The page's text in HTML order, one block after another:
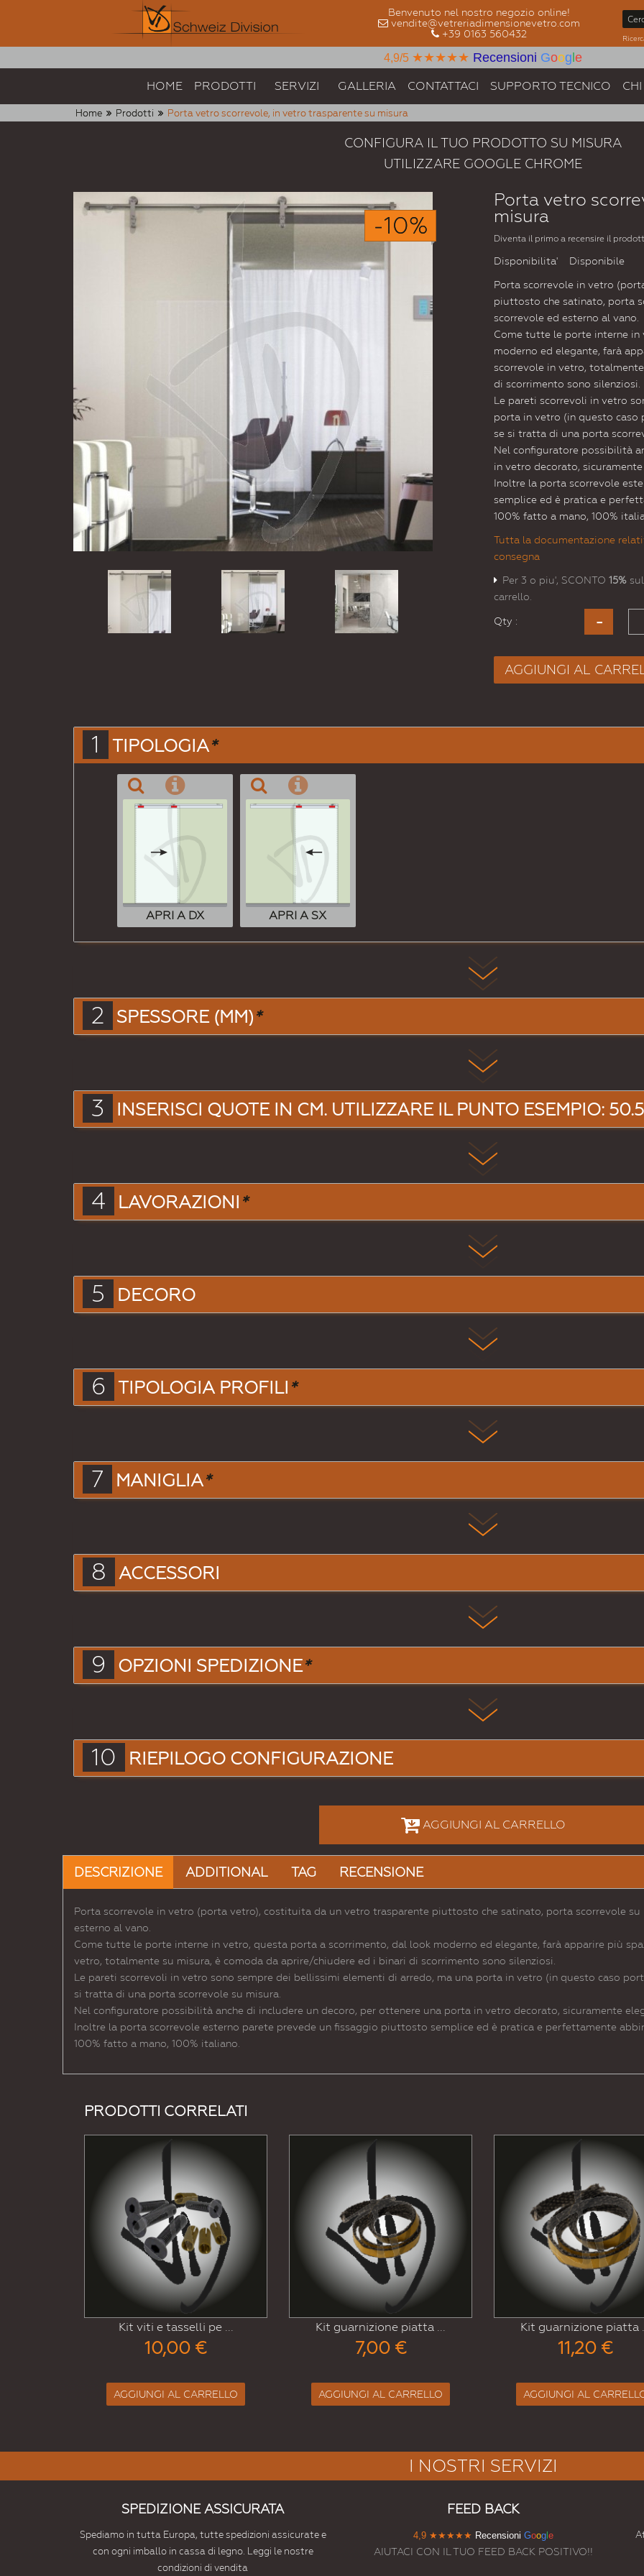
Benvenuto nel nostro negozio online!
vendite@vetreriadimensionevetro.com
+39 0163 560432
4,9/5 ★★★★★ Recensioni Goog e
HOME PRODOTTI SERVIZI GALLERIA CONTATTACI SUPPORTO TECNICO
Home Prodotti Porta vetro scorrevole, in vetro trasparente su misura
CONFIGURA IL TUO PRODOTTO SU MISURA
UTILIZZARE GOOGLE CHROME
-10%
Porta vetro
misura
Diventa il primo a recensire il
Disponibilita' Disponibile
Porta scorrevole in vetro
piuttosto che satinato, porta
scorrevole ed esterno al vano.
Come tutte le porte interne in
moderno ed elegante, farà
scorrevole in vetro,
di scorrimento sono silenziosi.
Le pareti scorrevoli in vetro
porta in vetro (in questo caso
se si tratta di una porta
Nel configuratore possibilità
in vetro decorato,
Inoltre la porta scorrevole
semplice ed è pratica e
100% fatto a mano, 100%
Tutta la documentazione
consegna
Per 3 o piu', SCONTO 15%
carrello.
Qty :
AGGIUNGI AL
1 TIPOLOGIA*
APRI A DX APRI A SX
2 SPESSORE (MM)*
3 INSERISCI QUOTE IN CM. UTILIZZARE IL PUNTO ESEMPIO:
4 LAVORAZIONI *
5 DECORO
6 TIPOLOGIA PROFILI *
7 MANIGLIA*
8 ACCESSORI
9 OPZIONI SPEDIZIONE*
10 RIEPILOGO CONFIGURAZIONE
AGGIUNGI AL CARRELLO
DESCRIZIONE ADDITIONAL TAG RECENSIONE
Porta scorrevole in vetro (porta vetro), costituita da un vetro trasparente piuttosto che satinato, porta scorrevole su
esterno al vano.
Come tutte le porte interne in vetro, questa porta a scorrimento, dal look moderno ed elegante, farà apparire più
vetro, totalmente su misura, è comoda da aprire/chiudere ed i binari di scorrimento sono silenziosi.
Le pareti scorrevoli in vetro sono sempre dei bellissimi elementi di arredo, ma una porta in vetro (in questo caso
si tratta di una porta scorrevole su misura.
Nel configuratore possibilità anche di includere un decoro, per ottenere una porta in vetro decorato, sicuramente
Inoltre la porta scorrevole esterno parete prevede un fissaggio piuttosto semplice ed è pratica e perfettamente
100% fatto a mano, 100% italiano.
PRODOTTI CORRELATI
Kit guarnizione piatta ...
7,00 €
AGGIUNGI AL CARRELLO
Kit guarnizione piatta ...
11,20 €
AGGIUNGI AL CARRELLO
Kit guarnizione tonda
7,00 €
AGGIUNGI AL
I NOSTRI SERVIZI
SPEDIZIONE ASSICURATA
Spediamo in tutta Europa, tutte spedizioni assicurate e
con ogni imballo in cassa di legno. Leggi le nostre
condizioni di vendita
FEED BACK
4,9 ★★★★★ Recensioni Googl e
AIUTACI CON IL TUO FEED BACK POSITIVO!!